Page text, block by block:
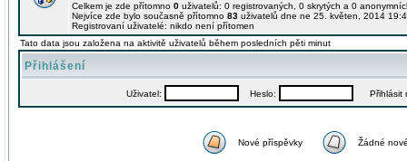
Celkem je zde přítomno 0 uživatelů: 0 registrovaných, 0 skrytých a 0
Nejvíce zde bylo současně přítomno 83 uživatelů dne ne 25. květen, 2014
Registrovaní uživatelé: nikdo není přítomen
Tato data jsou založena na aktivitě uživatelů během posledních pěti minut
Přihlášení
Uživatel: Heslo: Přihlásit
Nové příspěvky Žádné